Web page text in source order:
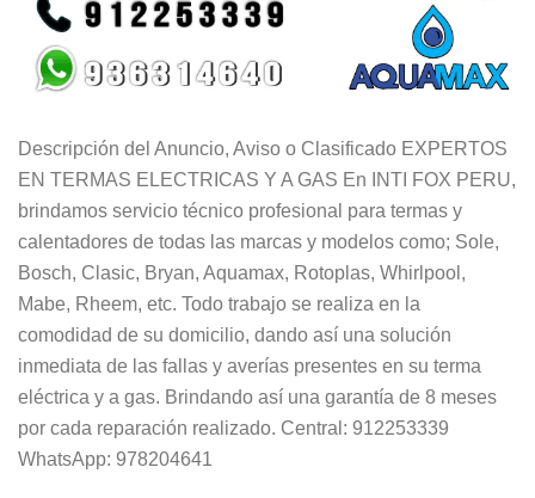
Descripción del Anuncio, Aviso o Clasificado EXPERTOS
EN TERMAS ELECTRICAS Y A GAS En INTI FOX PERU,
brindamos servicio técnico profesional para termas y
calentadores de todas las marcas y modelos como; Sole,
Bosch, Clasic, Bryan, Aquamax, Rotoplas, Whirlpool,
Mabe, Rheem, etc. Todo trabajo se realiza en la
comodidad de su domicilio, dando así una solución
inmediata de las fallas y averías presentes en su terma
eléctrica y a gas. Brindando así una garantía de 8 meses
por cada reparación realizado. Central: 912253339
WhatsApp: 978204641